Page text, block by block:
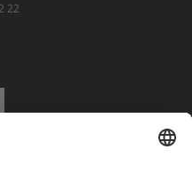
22